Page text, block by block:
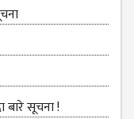
बारे सूचना !